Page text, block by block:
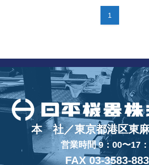
1
本 社／東京都港区東
営業時間 9：00〜17
FAX 03-3583-